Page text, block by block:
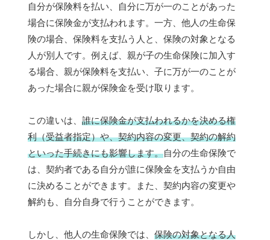
自分が保険料を払い、自分に万が一のことがあった
場合に保険金が支払われます。一方、他人の生命保
険の場合、保険料を支払う人と、保険の対象となる
人が別人です。例えば、親が子の生命保険に加入す
る場合、親が保険料を支払い、子に万が一のことが
あった場合に親が保険金を受け取ります。
この違いは、 誰に保険金が支払われるかを決める権
利（受益者指定）や、契約内容の変更、契約の解約
といった手続きにも影響します。自分の生命保険で
は、契約者である自分が誰に保険金を支払うか自由
に決めることができます。また、契約内容の変更や
解約も、自分自身で行うことができます。
しかし、他人の生命保険では、 保険の対象となる人